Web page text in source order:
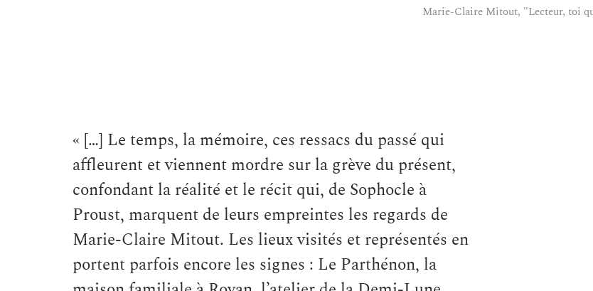
Marie-Claire Mitout, "Lecteur, toi
« […] Le temps, la mémoire, ces ressacs du passé qui
affleurent et viennent mordre sur la grève du présent,
confondant la réalité et le récit qui, de Sophocle à
Proust, marquent de leurs empreintes les regards de
Marie-Claire Mitout. Les lieux visités et représentés en
portent parfois encore les signes : Le Parthénon, la